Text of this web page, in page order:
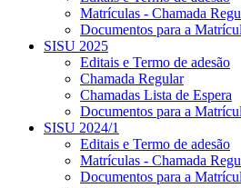
Matrículas - Chamada
Documentos para a
SISU 2025
Editais e Termo de adesão
Chamada Regular
Chamadas Lista de Espera
Documentos para a
SISU 2024/1
Editais e Termo de adesão
Matrículas - Chamada
Documentos para a